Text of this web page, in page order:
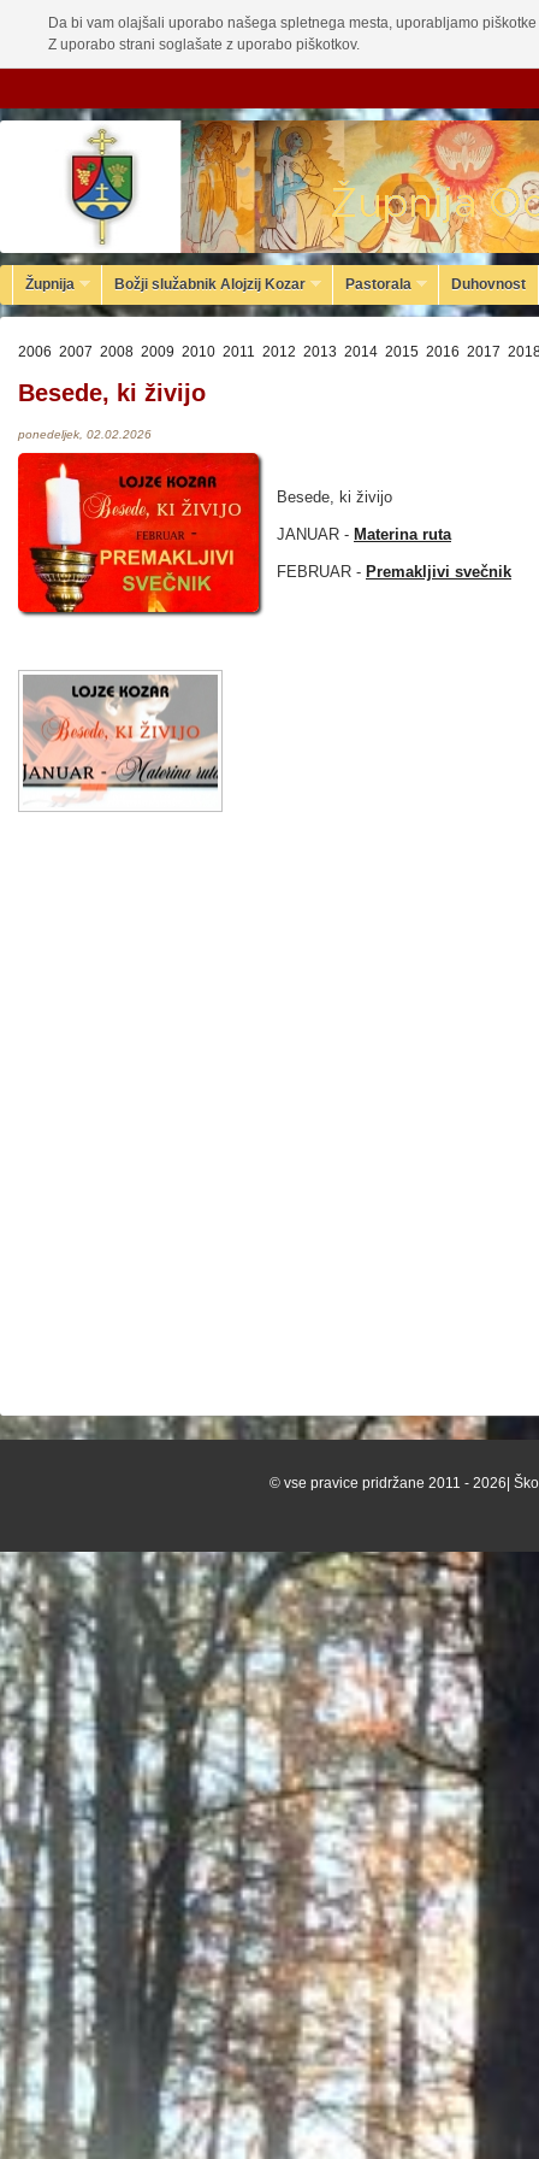
Da bi vam olajšali uporabo našega spletnega mesta, uporabljamo
Z uporabo strani soglašate z uporabo piškotkov.
Župnija Božji služabnik Alojzij Kozar Pastorala Duhovnost
2006 2007 2008 2009 2010 2011 2012 2013 2014 2015 2016 2017
Besede, ki živijo
ponedeljek, 02.02.2026
Besede, ki živijo
JANUAR - Materina ruta
FEBRUAR - Premakljivi svečnik
© vse pravice pridržane 2011 - 2026|